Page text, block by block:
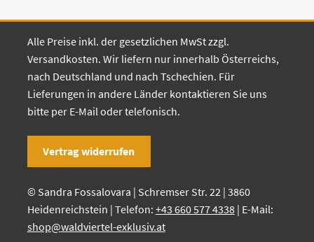
Alle Preise inkl. der gesetzlichen MwSt zzgl.
Versandkosten. Wir liefern nur innerhalb Österreichs,
nach Deutschland und nach Tschechien. Für
Lieferungen in andere Länder kontaktieren Sie uns
bitte per E-Mail oder telefonisch.
Vertrag widerrufen
© Sandra Fossalovara | Schremser Str. 22 | 3860
Heidenreichstein | Telefon: +43 660 577 4338| E-Mail:
shop@waldviertel-exklusiv.at